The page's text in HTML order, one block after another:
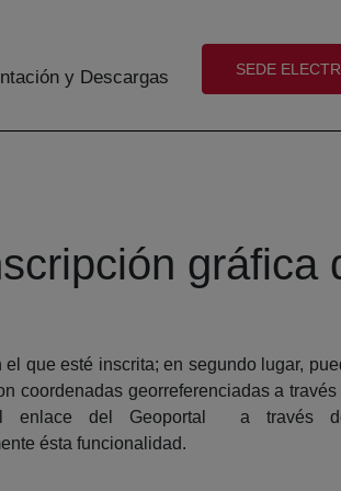
y Descargas (abre en
SEDE
gráfica
que esté inscrita; en segundo lugar,
coordenadas georreferenciadas a
del Geoportal a través
ésta funcionalidad.